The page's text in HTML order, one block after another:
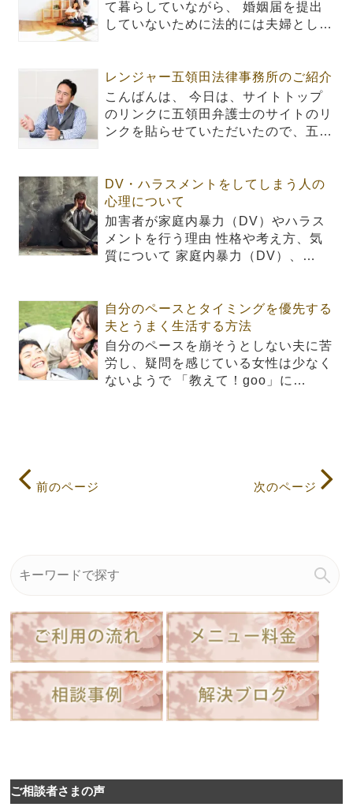
て暮らしていながら、 婚姻届を提出
していないために法的には夫婦とし…
レンジャー五領田法律事務所のご紹介
こんばんは、 今日は、サイトトップ
のリンクに五領田弁護士のサイトのリ
ンクを貼らせていただいたので、五…
DV・ハラスメントをしてしまう人の
心理について
加害者が家庭内暴力（DV）やハラス
メントを行う理由 性格や考え方、気
質について 家庭内暴力（DV）、…
自分のペースとタイミングを優先する
夫とうまく生活する方法
自分のペースを崩そうとしない夫に苦
労し、疑問を感じている女性は少なく
ないようで 「教えて！goo」に…
前のページ 次のページ
ご相談者さまの声